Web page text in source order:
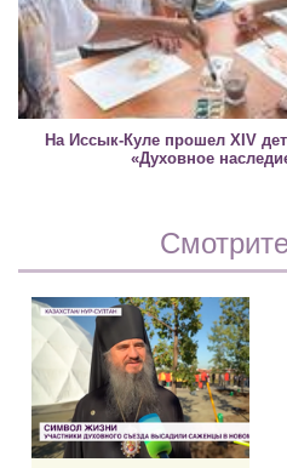
На Иссык-Куле прошел XIV
«Духовное